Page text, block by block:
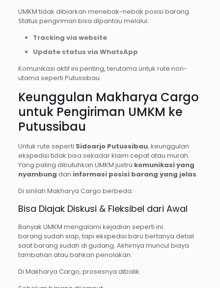
UMKM tidak dibiarkan menebak-nebak posisi barang.
Status pengiriman bisa dipantau melalui:
Tracking via website
Update status via WhatsApp
Komunikasi aktif ini penting, terutama untuk rute non-
utama seperti Putussibau.
Keunggulan Makharya Cargo
untuk Pengiriman UMKM ke
Putussibau
Untuk rute seperti Sidoarjo Putussibau, keunggulan
ekspedisi tidak bisa sekadar klaim cepat atau murah.
Yang paling dibutuhkan UMKM justru komunikasi yang
nyambung dan informasi posisi barang yang jelas.
Di sinilah Makharya Cargo berbeda.
Bisa Diajak Diskusi & Fleksibel dari Awal
Banyak UMKM mengalami kejadian seperti ini:
barang sudah siap, tapi ekspedisi baru bertanya detail
saat barang sudah di gudang. Akhirnya muncul biaya
tambahan atau bahkan penolakan.
Di Makharya Cargo, prosesnya dibalik.